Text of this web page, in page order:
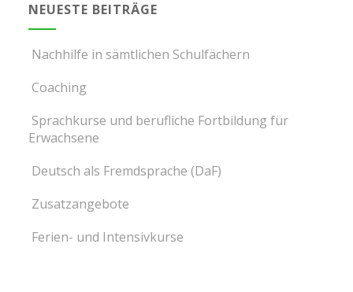
NEUESTE BEITRÄGE
Nachhilfe in sämtlichen Schulfächern
Coaching
Sprachkurse und berufliche Fortbildung für
Erwachsene
Deutsch als Fremdsprache (DaF)
Zusatzangebote
Ferien- und Intensivkurse